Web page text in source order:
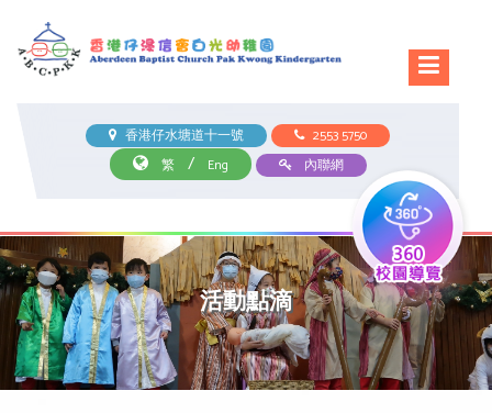
香港仔水塘道十一號
2553 5750
繁
/ Eng 內聯網
活動點滴